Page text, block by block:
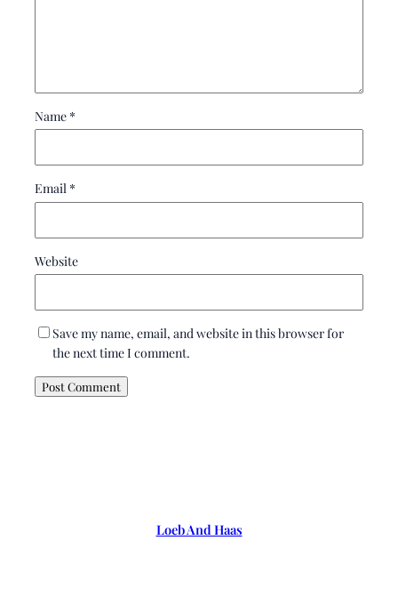
Name *
Email *
Website
Save my name, email, and website in this browser for
the next time I comment.
Loeb And Haas